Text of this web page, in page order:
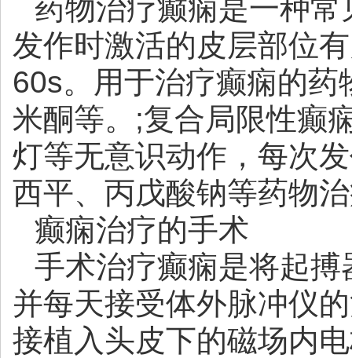
药物治疗癫痫是一种
发作时激活的皮层部位
60s。用于治疗癫痫的
米酮等。;复合局限性癫
灯等无意识动作，每次
西平、丙戊酸钠等药物
癫痫治疗的手术
手术治疗癫痫是将起
并每天接受体外脉冲仪
接植入头皮下的磁场内